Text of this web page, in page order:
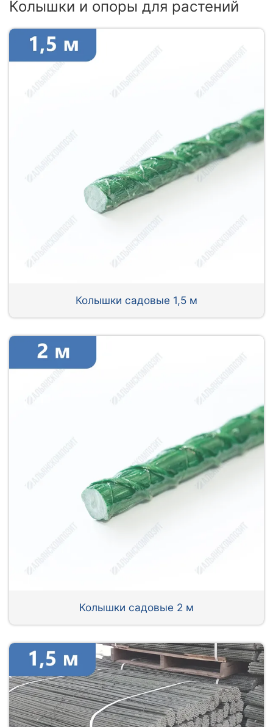
Колышки и опоры для растений
Колышки садовые 1,5 м
Колышки садовые 2 м